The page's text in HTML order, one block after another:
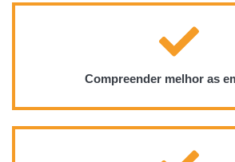
Compreender melhor as